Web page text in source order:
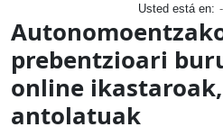
Usted está en:
prebentzioari
online ikastaroak,
antolatuak